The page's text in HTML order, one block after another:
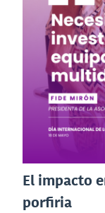
El impacto
porfiria